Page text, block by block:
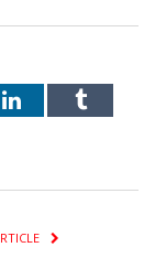
LinkedInTumblr